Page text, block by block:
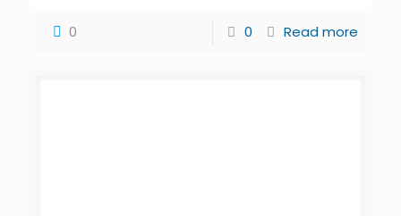
0 0 Read more